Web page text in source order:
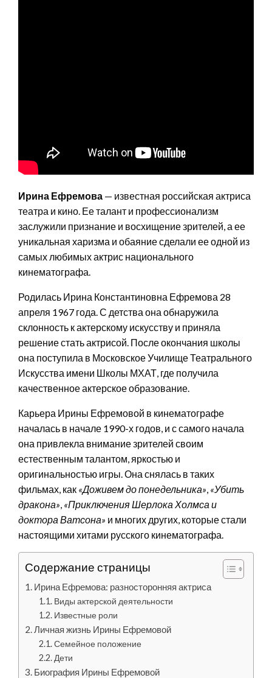
Ирина Ефремова — известная российская актриса
театра и кино. Ее талант и профессионализм
заслужили признание и восхищение зрителей, а ее
уникальная харизма и обаяние сделали ее одной из
самых любимых актрис национального
кинематографа.
Родилась Ирина Константиновна Ефремова 28
апреля 1967 года. С детства она обнаружила
склонность к актерскому искусству и приняла
решение стать актрисой. После окончания школы
она поступила в Московское Училище Театрального
Искусства имени Школы МХАТ, где получила
качественное актерское образование.
Карьера Ирины Ефремовой в кинематографе
началась в начале 1990-х годов, и с самого начала
она привлекла внимание зрителей своим
естественным талантом, яркостью и
оригинальностью игры. Она снялась в таких
фильмах, как «Доживем до понедельника», «Убить
дракона», «Приключения Шерлока Холмса и
доктора Ватсона» и многих других, которые стали
настоящими хитами русского кинематографа.
Содержание страницы
Ирина Ефремова: разносторонняя актриса
Виды актерской деятельности
Известные роли
Личная жизнь Ирины Ефремовой
Семейное положение
Дети
Биография Ирины Ефремовой